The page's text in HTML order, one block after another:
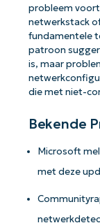
probleem
netwerkstack
fundamentele
patroon
is, maar
die met niet-
Bekende
Microsoft
met deze
Aan de
First
last
Business
Phone